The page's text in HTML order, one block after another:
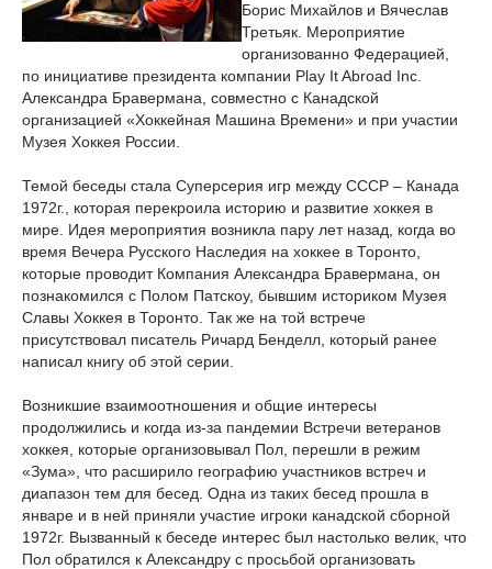
Борис Михайлов и Вячеслав
Третьяк. Мероприятие
организованно Федерацией,
по инициативе президента компании Play It Abroad Inc.
Александра Бравермана, совместно с Канадской
организацией «Хоккейная Машина Времени» и при участии
Музея Хоккея России.
Темой беседы стала Суперсерия игр между СССР – Канада
1972г., которая перекроила историю и развитие хоккея в
мире. Идея мероприятия возникла пару лет назад, когда во
время Вечера Русского Наследия на хоккее в Торонто,
которые проводит Компания Александра Бравермана, он
познакомился с Полом Патскоу, бывшим историком Музея
Славы Хоккея в Торонто. Так же на той встрече
присутствовал писатель Ричард Бенделл, который ранее
написал книгу об этой серии.
Возникшие взаимоотношения и общие интересы
продолжились и когда из-за пандемии Встречи ветеранов
хоккея, которые организовывал Пол, перешли в режим
«Зума», что расширило географию участников встреч и
диапазон тем для бесед. Одна из таких бесед прошла в
январе и в ней приняли участие игроки канадской сборной
1972г. Вызванный к беседе интерес был настолько велик, что
Пол обратился к Александру с просьбой организовать